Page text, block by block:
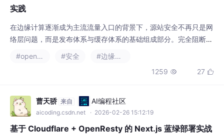
实践
在边缘计算逐渐成为主流流量入口的背景下，源站安全不再只是网
络层问题，而是发布体系与缓存体系的基础组成部分。完全阻断公
网直连保证边缘发布策略生效提升整体系统安全性与稳定性安全、
高性能、自动化的企业级边缘发布架构体系。
#openresty #安全
#边缘计算
1259  27 
曹天骄 来自 AI编程社区
aicoding.csdn.net · 2026-02-26 15:12:19
基于 Cloudflare + OpenResty 的 Next.js 蓝绿部署实战